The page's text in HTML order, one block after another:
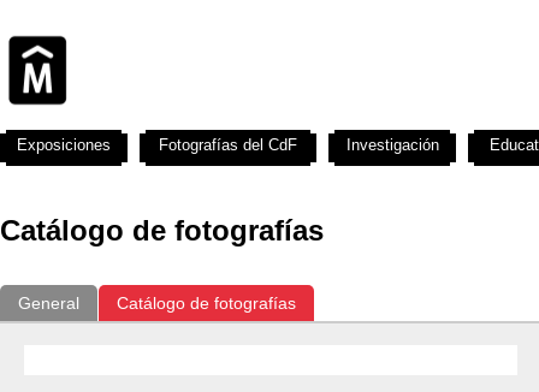
Catálogo de fotografías
General Catálogo de fotografías
Exposiciones Fotografías del CdF Investigación